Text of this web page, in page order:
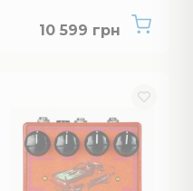
10 599 грнНет в наличии